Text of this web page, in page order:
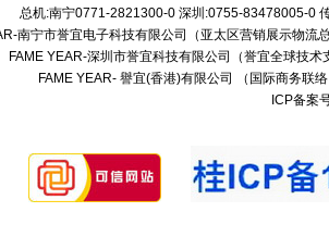
总机:南宁0771-2821300-0 深圳:0755-83478005-
南宁市誉宜电子科技有限公司（亚太区营销展示物
FAME YEAR-深圳市誉宜科技有限公司（誉宜全球技
FAME YEAR- 譽宜(香港)有限公司 （国际商务联
ICP备案